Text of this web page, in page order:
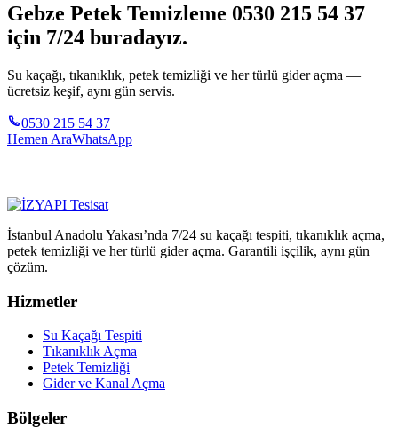
Gebze Petek Temizleme 0530 215 54 37
için 7/24 buradayız.
Su kaçağı, tıkanıklık, petek temizliği ve her türlü gider açma —
ücretsiz keşif, aynı gün servis.
0530 215 54 37
Hemen AraWhatsApp
İstanbul Anadolu Yakası’nda 7/24 su kaçağı tespiti, tıkanıklık açma,
petek temizliği ve her türlü gider açma. Garantili işçilik, aynı gün
çözüm.
Hizmetler
Su Kaçağı Tespiti
Tıkanıklık Açma
Petek Temizliği
Gider ve Kanal Açma
Bölgeler